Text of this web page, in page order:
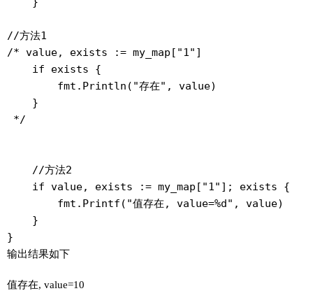
//方法1
/* value, exists := my_map["1"]
    if exists {
        fmt.Println("存在", value)
    }
*/
    //方法2
    if value, exists := my_map["1"]; exists {
        fmt.Printf("值存在, value=%d", value)
    }
}
输出结果如下
值存在, value=10